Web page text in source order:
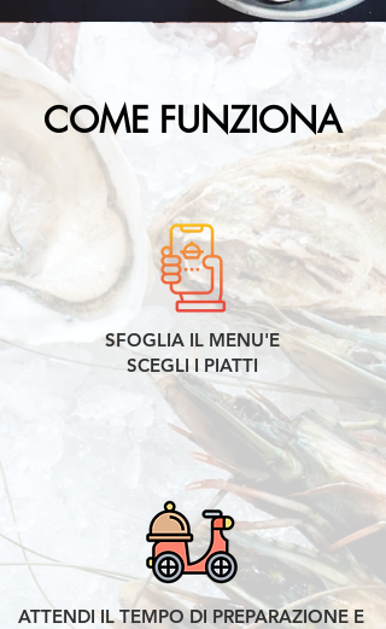
COME FUNZIONA
SFOGLIA IL MENU'E
SCEGLI I PIATTI
ATTENDI IL TEMPO DI PREPARAZIONE E